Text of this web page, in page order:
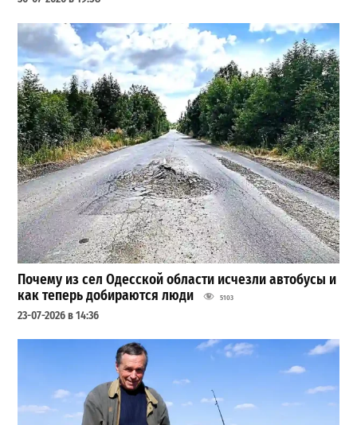
Почему из сел Одесской области исчезли автобусы и
как теперь добираются люди
5103
23-07-2026 в 14:36